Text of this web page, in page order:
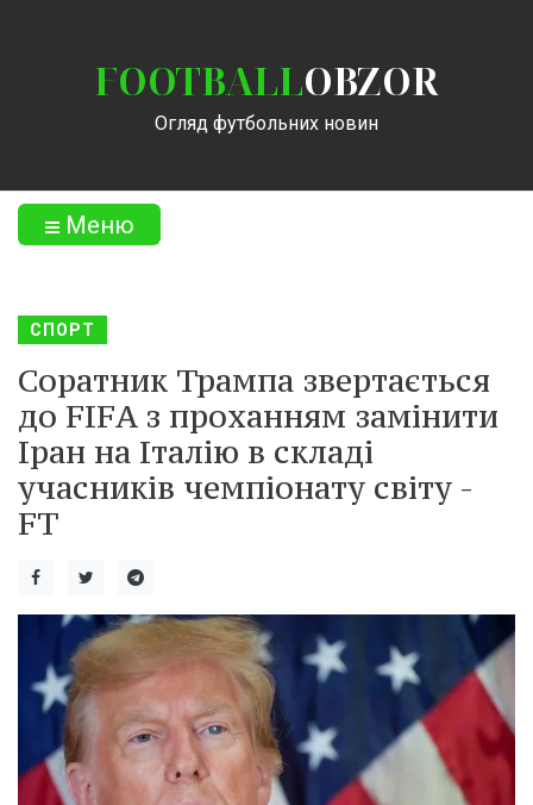
FOOTBALLOBZOR
Огляд футбольних новин
Меню
СПОРТ
Соратник Трампа звертається
до FIFA з проханням замінити
Іран на Італію в складі
учасників чемпіонату світу -
FT